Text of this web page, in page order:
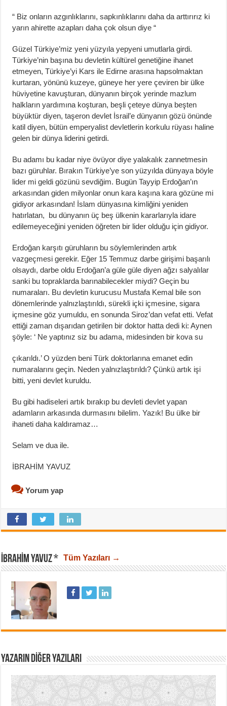
“ Biz onların azgınlıklarını, sapkınlıklarını daha da arttırırız ki
yarın ahirette azapları daha çok olsun diye “
Güzel Türkiye’miz yeni yüzyıla yepyeni umutlarla girdi.
Türkiye’nin başına bu devletin kültürel genetiğine ihanet
etmeyen, Türkiye’yi Kars ile Edirne arasına hapsolmaktan
kurtaran, yönünü kuzeye, güneye her yere çeviren bir ülke
hüviyetine kavuşturan, dünyanın birçok yerinde mazlum
halkların yardımına koşturan, beşli çeteye dünya beşten
büyüktür diyen, taşeron devlet İsrail’e dünyanın gözü önünde
katil diyen, bütün emperyalist devletlerin korkulu rüyası haline
gelen bir dünya liderini getirdi.
Bu adamı bu kadar niye övüyor diye yalakalık zannetmesin
bazı güruhlar. Bırakın Türkiye’ye son yüzyılda dünyaya böyle
lider mi geldi gözünü sevdiğim. Bugün Tayyip Erdoğan’ın
arkasından giden milyonlar onun kara kaşına kara gözüne mi
gidiyor arkasından! İslam dünyasına kimliğini yeniden
hatırlatan, bu dünyanın üç beş ülkenin kararlarıyla idare
edilemeyeceğini yeniden öğreten bir lider olduğu için gidiyor.
Erdoğan karşıtı güruhların bu söylemlerinden artık
vazgeçmesi gerekir. Eğer 15 Temmuz darbe girişimi başarılı
olsaydı, darbe oldu Erdoğan’a güle güle diyen ağzı salyalılar
sanki bu topraklarda barınabilecekler miydi? Geçin bu
numaraları. Bu devletin kurucusu Mustafa Kemal bile son
dönemlerinde yalnızlaştırıldı, sürekli içki içmesine, sigara
içmesine göz yumuldu, en sonunda Siroz’dan vefat etti. Vefat
ettiği zaman dışarıdan getirilen bir doktor hatta dedi ki: Aynen
şöyle: ‘ Ne yaptınız siz bu adama, midesinden bir kova su
çıkarıldı.’ O yüzden beni Türk doktorlarına emanet edin
numaralarını geçin. Neden yalnızlaştırıldı? Çünkü artık işi
bitti, yeni devlet kuruldu.
Bu gibi hadiseleri artık bırakıp bu devleti devlet yapan
adamların arkasında durmasını bilelim. Yazık! Bu ülke bir
ihaneti daha kaldıramaz…
Selam ve dua ile.
İBRAHİM YAVUZ
Yorum yap
İBRAHIM YAVUZ * Tüm Yazıları →
YAZARIN DIĞER YAZILARI